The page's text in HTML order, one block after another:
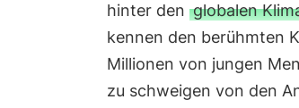
hinter den globalen
kennen den berühmten
Millionen von jungen
zu schweigen von den